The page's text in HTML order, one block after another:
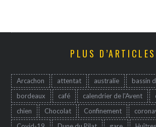
PLUS D’ARTICLES
Arcachon attentat australie
bassin
bordeaux
café calendrier de l'Avent
chien
Chocolat Confinement